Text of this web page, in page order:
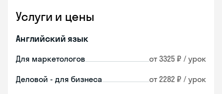
Услуги и цены
Английский язык
Для маркетологов от 3325 ₽ / урок
Деловой - для бизнеса от 2282 ₽ / урок